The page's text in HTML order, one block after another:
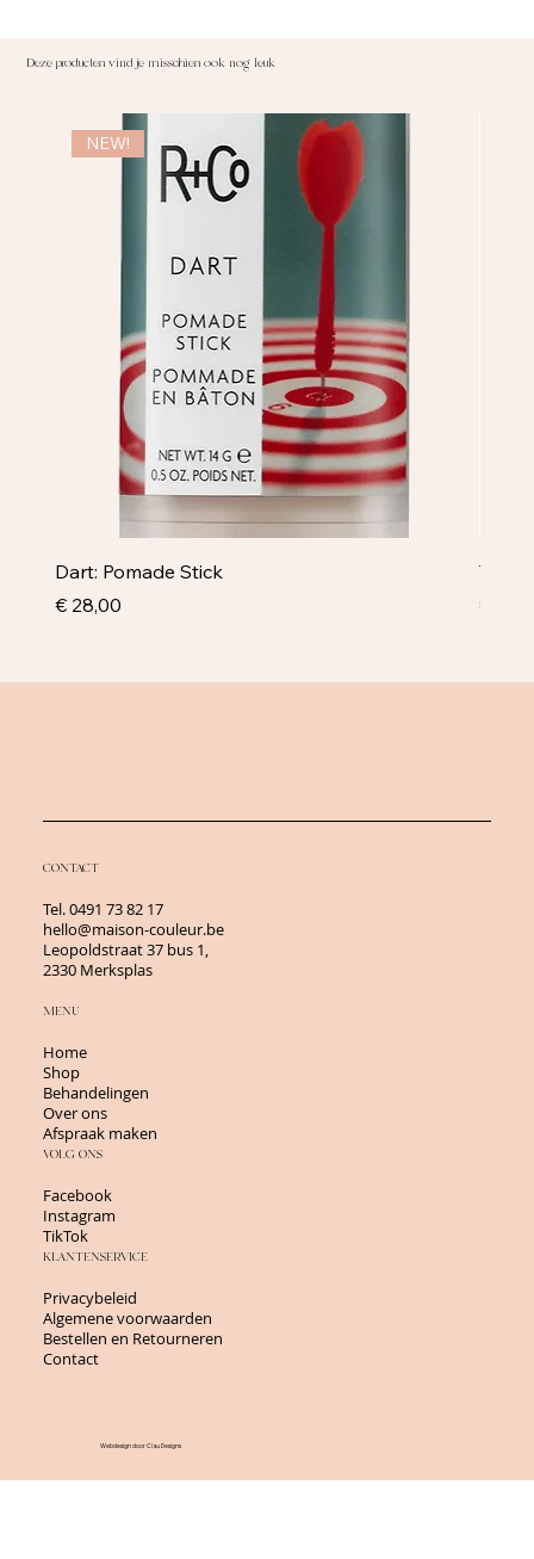
NEW!
Dart: Pomade Stick
Prijs
€ 28,00
Prijs
€
Deze producten vind je misschien ook nog leuk
CONTACT
Tel.0491 73 82 17
hello@maison-couleur.be
Leopoldstraat 37 bus 1,
2330 Merksplas
MENU
Home
Shop
Behandelingen
Over ons
Afspraak maken
VOLG ONS
Facebook
Instagram
TikTok
KLANTENSERVICE
Privacybeleid
Algemene voorwaarden
Bestellen en Retourneren
Contact
Webdesign door Clau Designs